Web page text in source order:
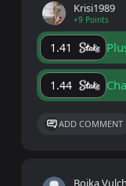
Krisi1989
+9 Points
1.41
1.44
ADD COMMENT
Boika